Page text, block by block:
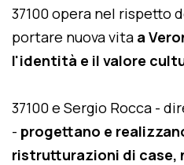
37100 opera nel rispetto
portare nuova vita a
l'identità e il valore
37100 e Sergio Rocca -
- progettano e
ristrutturazioni di case,